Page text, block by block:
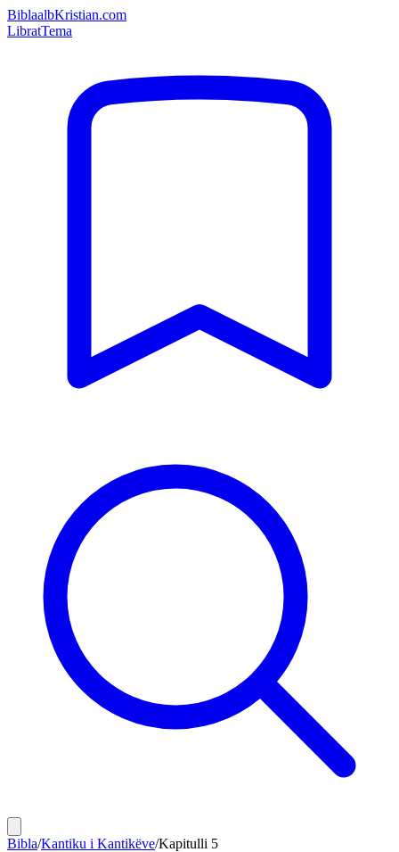
BiblaalbKristian.com
LibratTema
Bibla/Kantiku i Kantikëve/Kapitulli 5